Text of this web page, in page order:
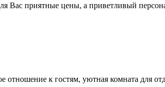
приятные цены, а приветливый
к гостям, уютная комната для